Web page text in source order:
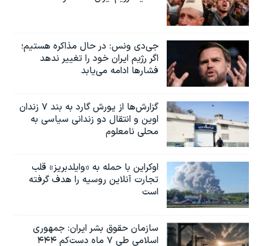
جی‌دی ونس: در حال مذاکره هستیم؛
اگر رژیم ایران خود را تغییر ندهد
فشارها ادامه می‌یابد
گزارش‌ها از یورش گارد به بند ۷ زندان
اوین و انتقال دو زندانی سیاسی به
محلی نامعلوم
اوکراین با حمله به «وایلدبریز» قلب
تجارت آنلاین روسیه را هدف گرفته
است
سازمان حقوق بشر ایران: جمهوری
اسلامی طی ۷ ماه دست‌کم ۴۴۴